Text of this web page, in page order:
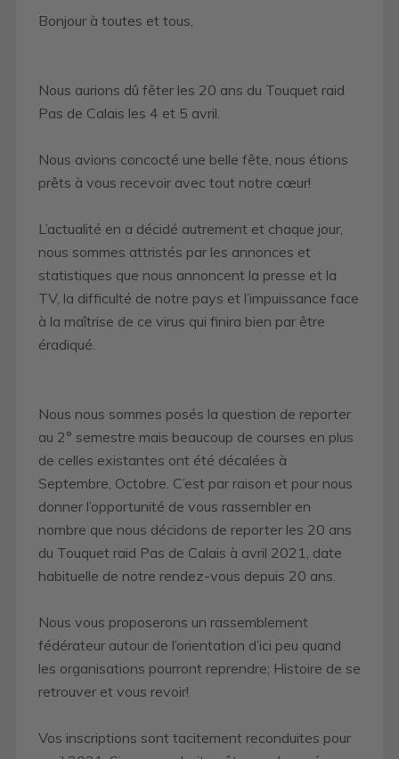
Bonjour à toutes et tous,
Nous aurions dû fêter les 20 ans du Touquet raid
Pas de Calais les 4 et 5 avril.
Nous avions concocté une belle fête, nous étions
prêts à vous recevoir avec tout notre cœur!
L’actualité en a décidé autrement et chaque jour,
nous sommes attristés par les annonces et
statistiques que nous annoncent la presse et la
TV, la difficulté de notre pays et l’impuissance face
à la maîtrise de ce virus qui finira bien par être
éradiqué.
Nous nous sommes posés la question de reporter
au 2° semestre mais beaucoup de courses en plus
de celles existantes ont été décalées à
Septembre, Octobre. C’est par raison et pour nous
donner l’opportunité de vous rassembler en
nombre que nous décidons de reporter les 20 ans
du Touquet raid Pas de Calais à avril 2021, date
habituelle de notre rendez-vous depuis 20 ans.
Nous vous proposerons un rassemblement
fédérateur autour de l’orientation d’ici peu quand
les organisations pourront reprendre; Histoire de se
retrouver et vous revoir!
Vos inscriptions sont tacitement reconduites pour